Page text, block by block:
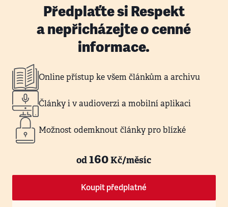
Předplaťte si Respekt
a nepřicházejte o cenné
informace.
Online přístup ke všem článkům a archivu
Články i v audioverzi a mobilní aplikaci
Možnost odemknout články pro blízké
od160Kč/měsíc
Koupit předplatné